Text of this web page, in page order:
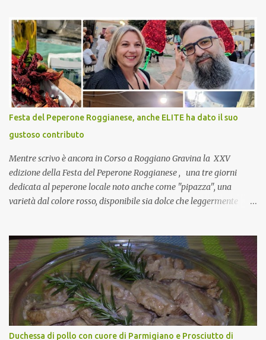
pranzo, racconta un po'! Perchè io avrò ospiti e cerco degli spunti...
Cuocapercaso : A dire il vero domenica prossima non preparo
nulla perché vado al Pranzo Aziendale di fine anno organizzato dai
mie capi! CoCo : Pranzo aziendale? Una bella idea! Cuocapercaso :
si, è un modo per riunirsi tutti a fine anno e tirare le somme…
naturalmente mangiando tutti insieme, con grande convivialità!
CoCo : è naturale il cibo, come sappiamo bene, funziona spesso da
collante e anche nel lavoro riesce a creare spesso l’ambiente
favorevole per molte belle opportunità, non trovi? Cuocapercaso :
Si, concordo! …addirittura si dice...
Festa del Peperone Roggianese, anche ELITE ha dato il suo
gustoso contributo
Mentre scrivo è ancora in Corso a Roggiano Gravina la XXV
edizione della Festa del Peperone Roggianese , una tre giorni
dedicata al peperone locale noto anche come "pipazza", una
varietà dal colore rosso, disponibile sia dolce che leggermente
(Pat) della Calabria. Un ingrediente versatile in cucina, utilizzato
fresco o essiccato in ricette della tradizione o in piatti innovativi.
Durante la prima serata dell'evento abbiamo avuto prova della
versatilità di questo ingrediente durante il "2° Concorso
Gastronomico di piatti a base di peperone Roggianese" ideato da
Gina Santagata , presidente dell'associazione Mongolfiera, che ha
visto coinvolte tante associazioni attive sul territorio che hanno
Duchessa di pollo con cuore di Parmigiano e Prosciutto di